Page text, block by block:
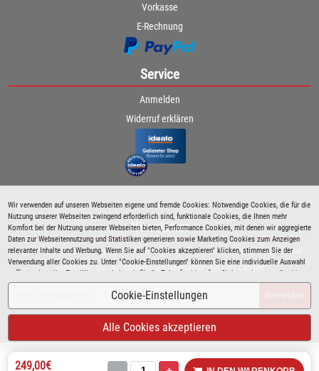
Wir verwenden auf unseren Webseiten eigene und fremde Cookies: Notwendige Cookies, die für die
Nutzung unserer Webseiten zwingend erforderlich sind, funktionale Cookies, die Ihnen mehr
Komfort bei der Nutzung unserer Webseiten bieten, Performance Cookies, mit denen wir aggregierte
Daten zur Webseitennutzung und Statistiken generieren sowie Marketing Cookies zum Anzeigen
relevanter Inhalte und Werbung. Wenn Sie auf "Cookies akzeptieren" klicken, stimmen Sie der
Verwendung aller Cookies zu. Unter "Cookie-Einstellungen" können Sie eine individuelle Auswahl
treffen und erteilte Einwilligungen jederzeit für die Zukunft widerrufen. Siehe auch unsere Cookie
Richtlinie.
Cookie-Einstellungen
Alle Cookies akzeptieren
249,00€
Vorkasse
E-Rechnung
Service
Anmelden
Widerruf erklären
Newsletter
Bleiben Sie immer über spezielle Aktionen sowie Produktneuheiten informiert und
abonnieren Sie den kostenlosen Newsletter von Lutz Langer!